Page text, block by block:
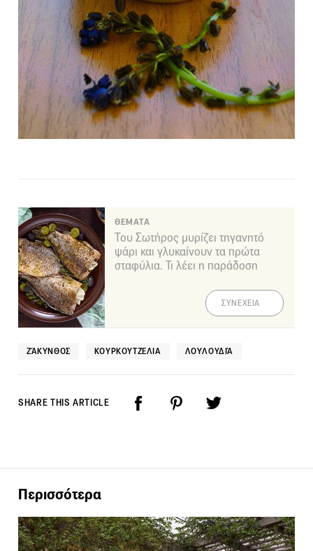
ΘΕΜΑΤΑ
Του Σωτήρος μυρίζει τηγανητό
ψάρι και γλυκαίνουν τα πρώτα
σταφύλια. Τι λέει η παράδοση
ΣΥΝΕΧΕΙΑ
ΖΆΚΥΝΘΟΣ ΚΟΥΡΚΟΥΤΖΈΛΙΑ ΛΟΥΛΟΥΔΙΆ
SHARE THIS ARTICLE
Περισσότερα